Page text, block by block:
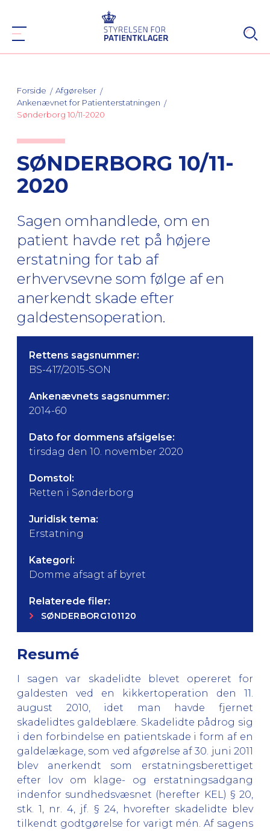
Forside
Afgørelser
Ankenævnet for Patienterstatningen
Sønderborg 10/11-2020
SØNDERBORG 10/11-
2020
Sagen omhandlede, om en
patient havde ret på højere
erstatning for tab af
erhvervsevne som følge af en
anerkendt skade efter
galdestensoperation.
Rettens sagsnummer:
BS-417/2015-SON
Ankenævnets sagsnummer:
2014-60
Dato for dommens afsigelse:
tirsdag den 10. november 2020
Domstol:
Retten i Sønderborg
Juridisk tema:
Erstatning
Kategori:
Domme afsagt af byret
Relaterede filer:
SØNDERBORG101120
Resumé
I sagen var skadelidte blevet opereret for
galdesten ved en kikkertoperation den 11.
august 2010, idet man havde fjernet
skadelidtes galdeblære. Skadelidte pådrog sig
i den forbindelse en patientskade i form af en
galdelækage, som ved afgørelse af 30. juni 2011
blev anerkendt som erstatningsberettiget
efter lov om klage- og erstatningsadgang
indenfor sundhedsvæsnet (herefter KEL) § 20,
stk. 1, nr. 4, jf. § 24, hvorefter skadelidte blev
tilkendt godtgørelse for varigt mén. Af sagens